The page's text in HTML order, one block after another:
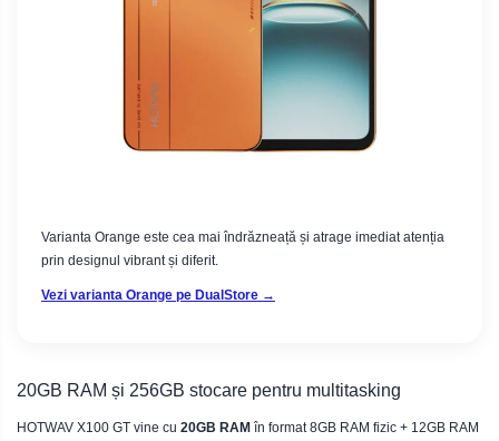
Varianta Orange este cea mai îndrăzneață și atrage imediat atenția
prin designul vibrant și diferit.
Vezi varianta Orange pe DualStore →
20GB RAM și 256GB stocare pentru multitasking
HOTWAV X100 GT vine cu 20GB RAM în format 8GB RAM fizic + 12GB RAM